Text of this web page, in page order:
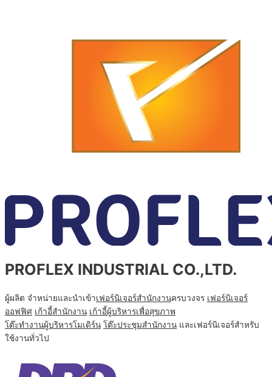
PROFLEX INDUSTRIAL CO.,LTD.
ผู้ผลิต จำหน่ายและนำเข้าเฟอร์นิเจอร์สำนักงานครบวงจร เฟอร์นิเจอร์
ออฟฟิศ เก้าอี้สำนักงาน เก้าอี้ผู้บริหารเพื่อสุขภาพ
โต๊ะทํางานผู้บริหารโมเดิร์น โต๊ะประชุมสำนักงาน และเฟอร์นิเจอร์สำหรับ
ใช้งานทั่วไป